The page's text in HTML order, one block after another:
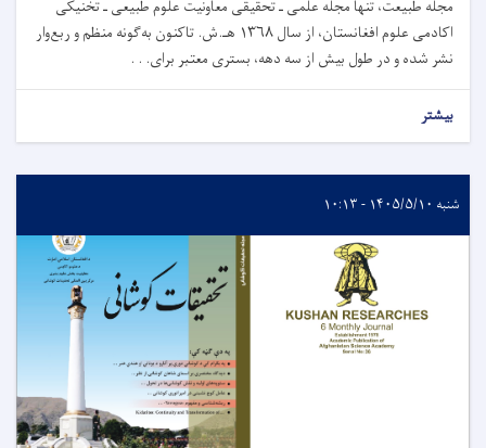
مجله طبیعت، تنها مجله علمی ـ تحقیقی معاونیت علوم طبیعی ـ تخنیکی
اکادمی علوم افغانستان، از سال ۱۳۶۸ هـ.ش. تاکنون به‌گونه منظم و ربع‌وار
نشر شده و در طول بیش از سه دهه، بستری معتبر برای. . .
بیشتر
شنبه ۱۴۰۵/۵/۱۰ - ۱۰:۱۳